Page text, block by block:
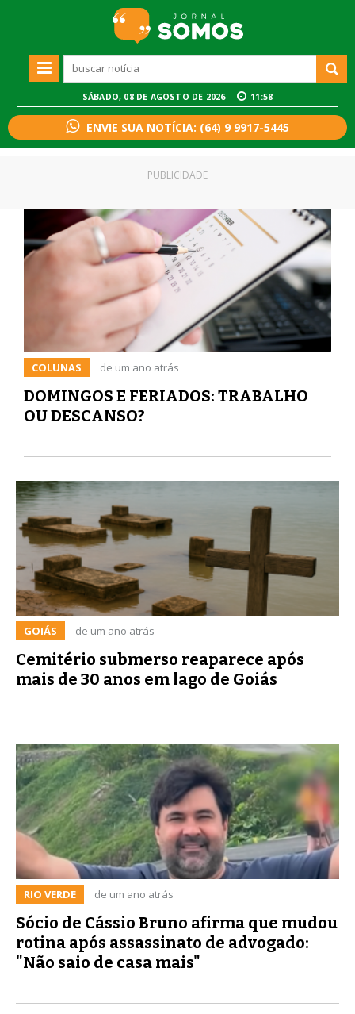
SÁBADO, 08 DE AGOSTO DE 2026 11:58
ENVIE SUA NOTÍCIA: (64) 9 9917-5445
COLUNAS de um ano atrás
DOMINGOS E FERIADOS: TRABALHO
OU DESCANSO?
PUBLICIDADE
GOIÁS de um ano atrás
Cemitério submerso reaparece após
mais de 30 anos em lago de Goiás
RIO VERDE de um ano atrás
Sócio de Cássio Bruno afirma que mudou
rotina após assassinato de advogado:
"Não saio de casa mais"